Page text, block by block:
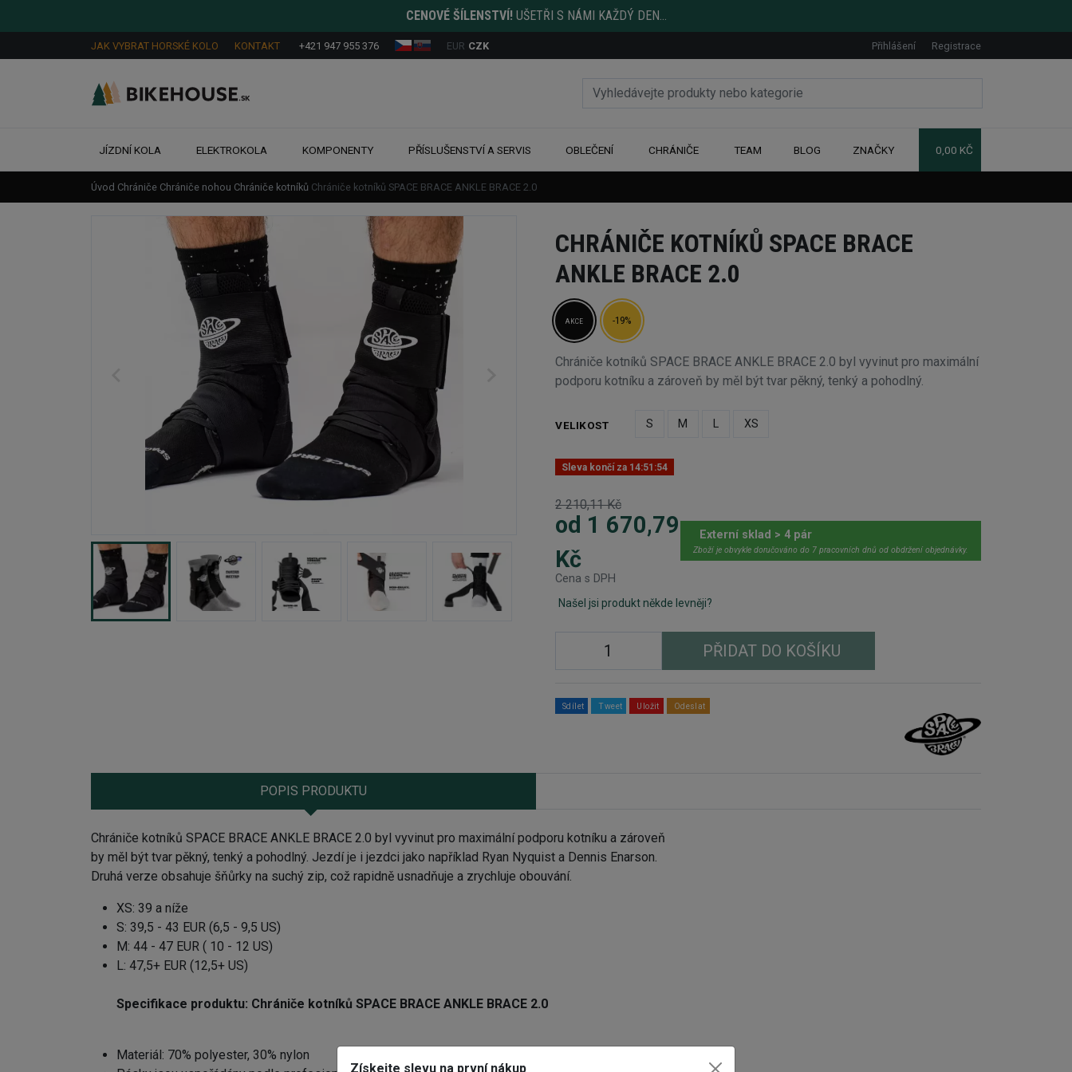
CENOVÉ ŠÍLENSTVÍ! UŠETŘI S NÁMI KAŽDÝ DEN...
JAK VYBRAT HORSKÉ KOLO KONTAKT +421 947 955 376 EUR CZK Přihlášení Registrace
JÍZDNÍ KOLA ELEKTROKOLA KOMPONENTY PŘÍSLUŠENSTVÍ A SERVIS OBLEČENÍ CHRÁNIČE TEAM BLOG ZNAČKY 0,00 KČ
Úvod Chrániče Chrániče nohou Chrániče kotníků Chrániče kotníků SPACE BRACE ANKLE BRACE 2.0
CHRÁNIČE KOTNÍKŮ SPACE BRACE
ANKLE BRACE 2.0
AKCE -19%
Chrániče kotníků SPACE BRACE ANKLE BRACE 2.0 byl vyvinut pro maximální
podporu kotníku a zároveň by měl být tvar pěkný, tenký a pohodlný.
VELIKOST S M L XS
Sleva končí za 14:51:53
2 210,11 Kč
od 1 670,79
Kč
Cena s DPH
Externí sklad > 4 pár
Zboží je obvykle doručováno do 7 pracovních dnů od obdržení objednávky.
Našel jsi produkt někde levněji?
PŘIDAT DO KOŠÍKU
Sdílet Tweet Uložit Odeslat
POPIS PRODUKTU
Chrániče kotníků SPACE BRACE ANKLE BRACE 2.0 byl vyvinut pro maximální podporu kotníku a zároveň
by měl být tvar pěkný, tenký a pohodlný. Jezdí je i jezdci jako například Ryan Nyquist a Dennis Enarson.
Druhá verze obsahuje šňůrky na suchý zip, což rapidně usnadňuje a zrychluje obouvání.
XS: 39 a níže
S: 39,5 - 43 EUR (6,5 - 9,5 US)
M: 44 - 47 EUR ( 10 - 12 US)
L: 47,5+ EUR (12,5+ US)
Specifikace produktu: Chrániče kotníků SPACE BRACE ANKLE BRACE 2.0
Materiál: 70% polyester, 30% nylon
Získejte slevu na první nákup